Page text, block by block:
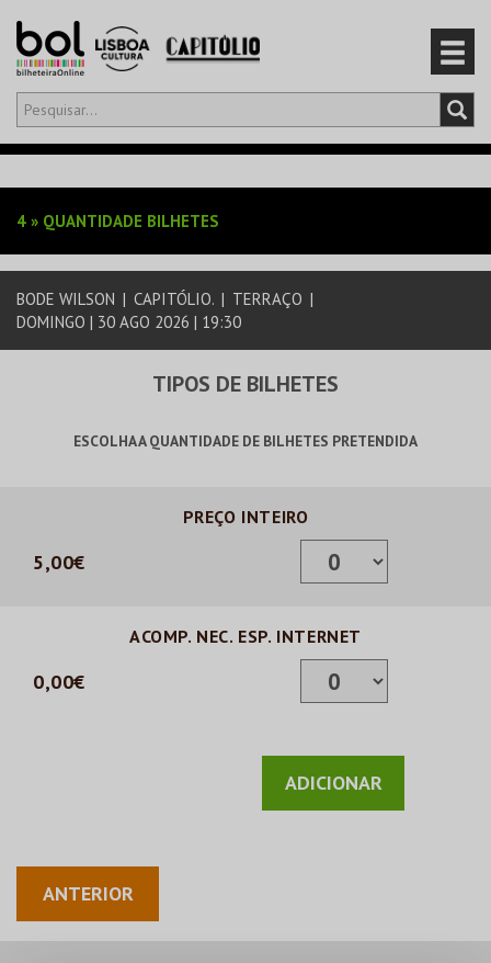
Olá,iniciar sessão
EVENTOS
CARTÕES
4 » QUANTIDADE BILHETES
BODE WILSON | CAPITÓLIO. | TERRAÇO |
DOMINGO | 30 AGO 2026 | 19:30
TIPOS DE BILHETES
ESCOLHA A QUANTIDADE DE BILHETES PRETENDIDA
PREÇO INTEIRO
5,00€
ACOMP. NEC. ESP. INTERNET
0,00€
ANTERIOR